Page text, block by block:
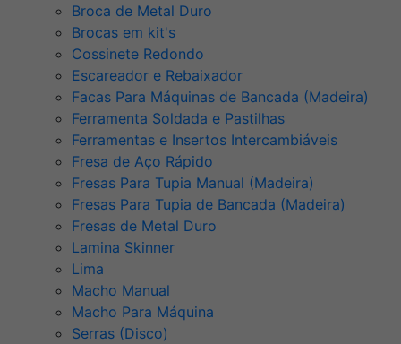
Broca de Metal Duro
Brocas em kit's
Cossinete Redondo
Escareador e Rebaixador
Facas Para Máquinas de Bancada (Madeira)
Ferramenta Soldada e Pastilhas
Ferramentas e Insertos Intercambiáveis
Fresa de Aço Rápido
Fresas Para Tupia Manual (Madeira)
Fresas Para Tupia de Bancada (Madeira)
Fresas de Metal Duro
Lamina Skinner
Lima
Macho Manual
Macho Para Máquina
Serras (Disco)